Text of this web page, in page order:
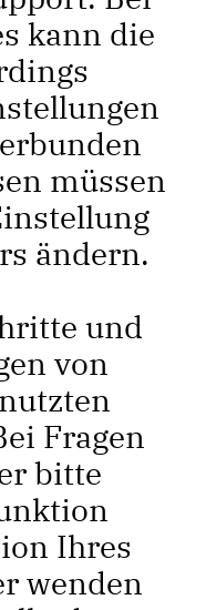
kann die
müssen
ändern.
und
von
Fragen
bitte
Ihres
wenden